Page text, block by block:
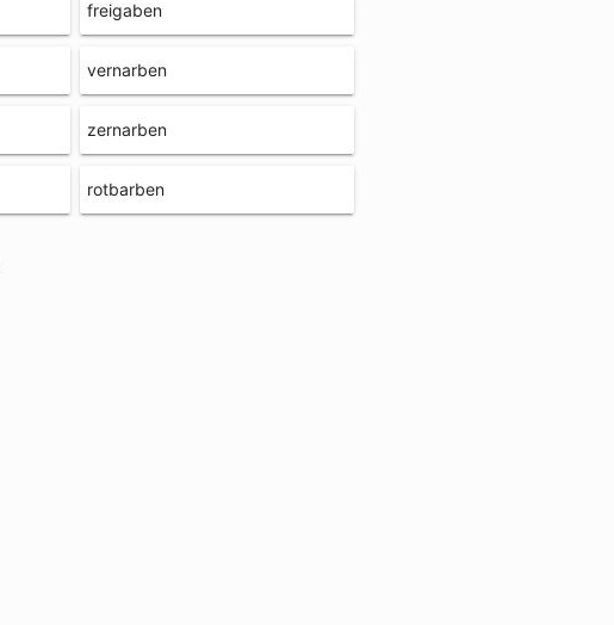
freigaben
vernarben
zernarben
rotbarben